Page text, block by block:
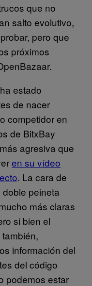
que no
salto evolutivo,
pero que
próximos
estado
de nacer
competidor en
de BitxBay
agresiva que
en su vídeo
. La cara de
peineta
más claras
si bien el
información del
del código
podemos estar